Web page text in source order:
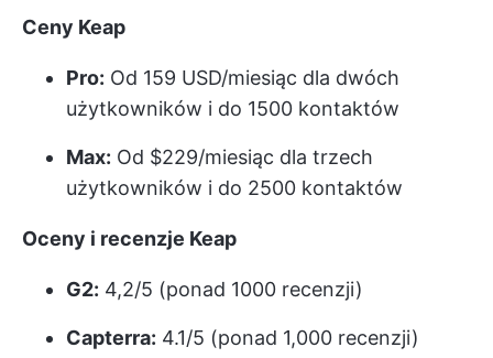
Ceny Keap
Pro: Od 159 USD/miesiąc dla dwóch
użytkowników i do 1500 kontaktów
Max: Od $229/miesiąc dla trzech
użytkowników i do 2500 kontaktów
Oceny i recenzje Keap
G2: 4,2/5 (ponad 1000 recenzji)
Capterra: 4.1/5 (ponad 1,000 recenzji)